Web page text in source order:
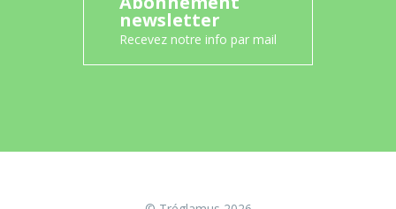
newsletter
Recevez notre info par mail